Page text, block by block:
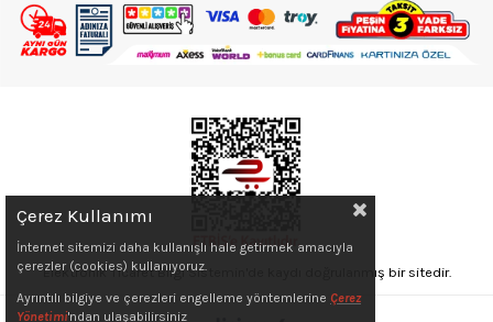
Elektronik Ticaret Bilgi Sistemin'de kaydı doğrulanmış bir sitedir.
Çerez Kullanımı
İnternet sitemizi daha kullanışlı hale getirmek amacıyla
çerezler (cookies) kullanıyoruz.
Ayrıntılı bilgiye ve çerezleri engelleme yöntemlerine Çerez
Yönetimi'ndan ulaşabilirsiniz